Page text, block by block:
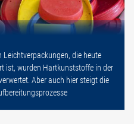
die heute
ist, wurden Hartkunststoffe in der
Aber auch hier steigt die